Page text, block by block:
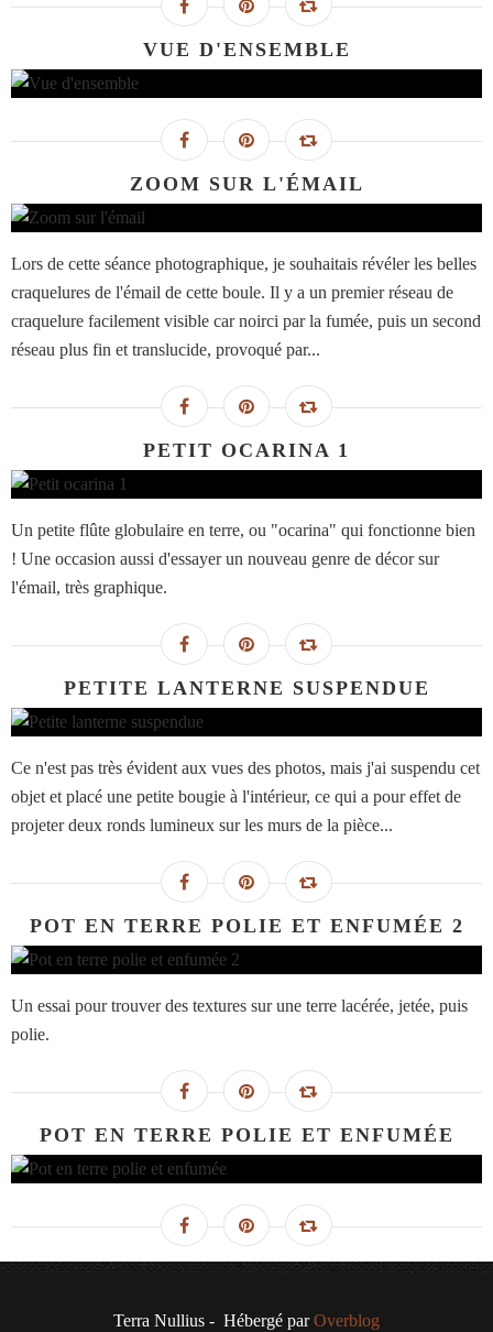
VUE D'ENSEMBLE
ZOOM SUR L'ÉMAIL
Lors de cette séance photographique, je souhaitais révéler les belles
craquelures de l'émail de cette boule. Il y a un premier réseau de
craquelure facilement visible car noirci par la fumée, puis un second
réseau plus fin et translucide, provoqué par...
PETIT OCARINA 1
Un petite flûte globulaire en terre, ou "ocarina" qui fonctionne bien
! Une occasion aussi d'essayer un nouveau genre de décor sur
l'émail, très graphique.
PETITE LANTERNE SUSPENDUE
Ce n'est pas très évident aux vues des photos, mais j'ai suspendu cet
objet et placé une petite bougie à l'intérieur, ce qui a pour effet de
projeter deux ronds lumineux sur les murs de la pièce...
POT EN TERRE POLIE ET ENFUMÉE 2
Un essai pour trouver des textures sur une terre lacérée, jetée, puis
polie.
POT EN TERRE POLIE ET ENFUMÉE
Terra Nullius - Hébergé parOverblog